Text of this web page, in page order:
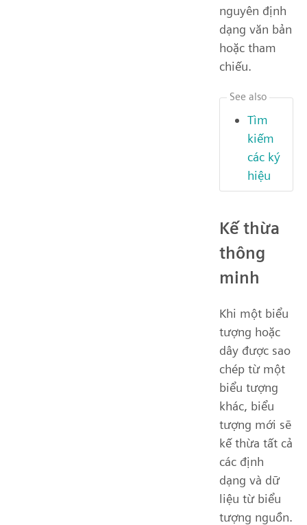
nguyên định
dạng văn bản
hoặc tham
chiếu.
Tìm
kiếm
các ký
hiệu
See also
Kế thừa
thông
minh
Khi một biểu
tượng hoặc
dây được sao
chép từ một
biểu tượng
khác, biểu
tượng mới sẽ
kế thừa tất cả
các định
dạng và dữ
liệu từ biểu
tượng nguồn.